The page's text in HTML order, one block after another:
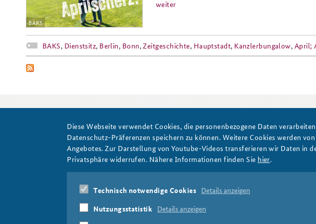
Praktika an der BAKS
Arbeitskreis "Junge
Sicherheitspolitiker"
BAKS
weiter
BAKS, Dienstsitz, Berlin, Bonn,Zeitgeschichte, Hauptstadt, Kanzlerbungalow, April;
PRESSE
April; April!
Diese Webseite verwendet Cookies, die personenbezogene Daten
Datenschutz-Präferenzen speichern zu können. Weitere Cookies werden
Angebotes. Zur Darstellung von Youtube-Videos transferieren wir Daten in
Privatsphäre widerrufen. Nähere Informationen finden Sie hier.
Technisch notwendige Cookies Details anzeigen
Nutzungsstatistik Details anzeigen